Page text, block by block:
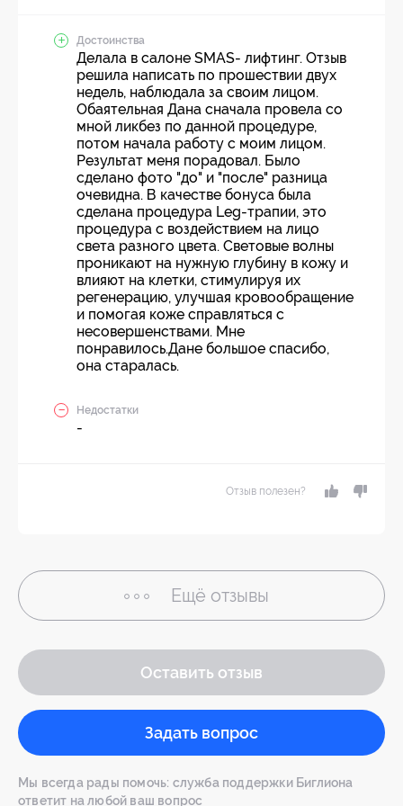
Достоинства
Делала в салоне SMAS- лифтинг. Отзыв
решила написать по прошествии двух
недель, наблюдала за своим лицом.
Обаятельная Дана сначала провела со
мной ликбез по данной процедуре,
потом начала работу с моим лицом.
Результат меня порадовал. Было
сделано фото "до" и "после" разница
очевидна. В качестве бонуса была
сделана процедура Leg-трапии, это
процедура с воздействием на лицо
света разного цвета. Световые волны
проникают на нужную глубину в кожу и
влияют на клетки, стимулируя их
регенерацию, улучшая кровообращение
и помогая коже справляться с
несовершенствами. Мне
понравилось.Дане большое спасибо,
она старалась.
Недостатки
-
Отзыв полезен?
Ещё отзывы
Оставить отзыв
Задать вопрос
Мы всегда рады помочь: служба поддержки Биглиона
ответит на любой ваш вопрос